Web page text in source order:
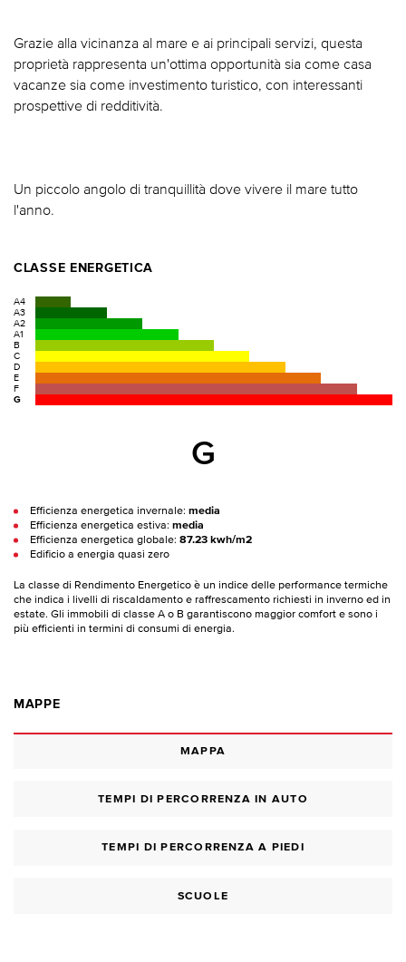
Grazie alla vicinanza al mare e ai principali servizi, questa
proprietà rappresenta un'ottima opportunità sia come casa
vacanze sia come investimento turistico, con interessanti
prospettive di redditività.
Un piccolo angolo di tranquillità dove vivere il mare tutto
l'anno.
CLASSE ENERGETICA
A4
A3
A2
A1
B
C
D
E
F
G
G
Efficienza energetica invernale: media
Efficienza energetica estiva: media
Efficienza energetica globale: 87.23 kwh/m2
Edificio a energia quasi zero
La classe di Rendimento Energetico è un indice delle performance termiche
che indica i livelli di riscaldamento e raffrescamento richiesti in inverno ed in
estate. Gli immobili di classe A o B garantiscono maggior comfort e sono i
più efficienti in termini di consumi di energia.
MAPPE
MAPPA
TEMPI DI PERCORRENZA IN AUTO
TEMPI DI PERCORRENZA A PIEDI
SCUOLE